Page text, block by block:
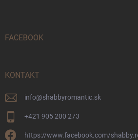
FACEBOOK
KONTAKT
info@shabbyromantic.sk
+421 905 200 273
https://www.facebook.com/